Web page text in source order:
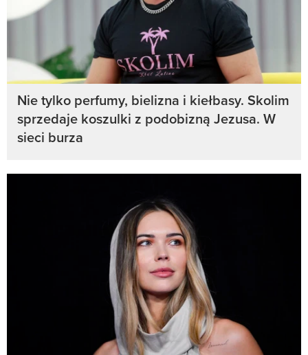
Nie tylko perfumy, bielizna i kiełbasy. Skolim
sprzedaje koszulki z podobizną Jezusa. W
sieci burza